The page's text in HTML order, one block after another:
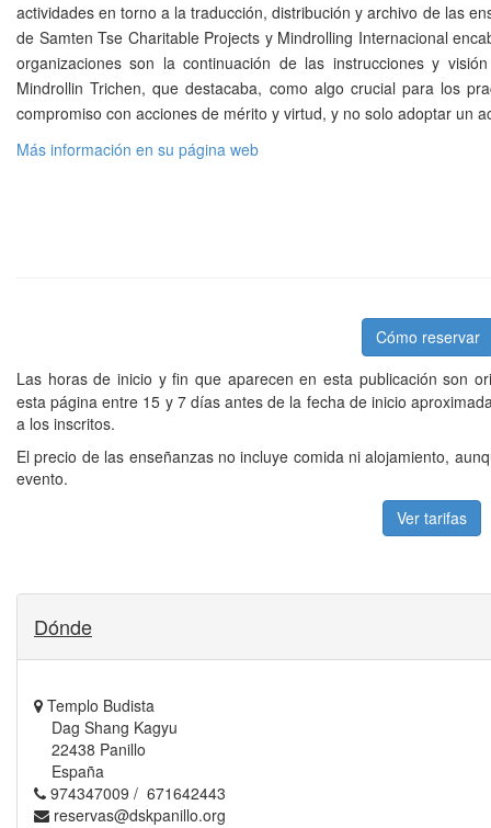
actividades en torno a la traducción, distribución y archivo de las
de Samten Tse Charitable Projects y Mindrolling Internacional
organizaciones son la continuación de las instrucciones y
Mindrollin Trichen, que destacaba, como algo crucial para los
compromiso con acciones de mérito y virtud, y no solo adoptar un
Más información en su página web
Cómo reservar
Las horas de inicio y fin que aparecen en esta publicación son
esta página entre 15 y 7 días antes de la fecha de inicio
a los inscritos.
El precio de las enseñanzas no incluye comida ni alojamiento,
evento.
Ver tarifas
Dónde
Templo Budista
Dag Shang Kagyu
22438 Panillo
España
974347009 / 671642443
reservas@dskpanillo.org